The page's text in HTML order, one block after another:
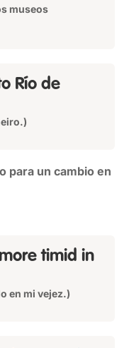
museos
Río de
para un cambio en
more timid in
en mi vejez.)